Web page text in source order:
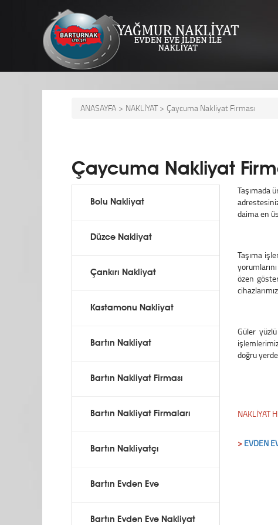
ANASAYFA > NAKLİYAT > Çaycuma Nakliyat Firması
Çaycuma Nakliyat
Bolu Nakliyat
Düzce Nakliyat
Çankırı Nakliyat
Kastamonu Nakliyat
Bartın Nakliyat
Bartın Nakliyat Firması
Bartın Nakliyat Firmaları
Bartın Nakliyatçı
Bartın Evden Eve
Bartın Evden Eve Nakliyat
Taşımada
daima en
Taşıma
özen
Güler
doğru
NAKLİYAT
> EVDEN